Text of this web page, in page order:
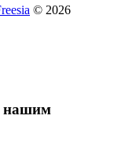
© 2026
нашим